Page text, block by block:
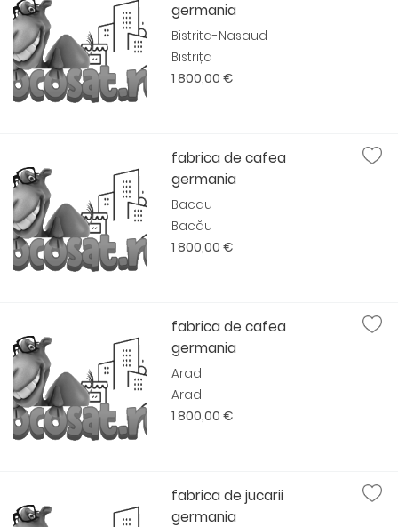
germania
Bistrita-Nasaud
Bistrița
1 800,00 €
fabrica de cafea
germania
Bacau
Bacău
1 800,00 €
fabrica de cafea
germania
Arad
Arad
1 800,00 €
fabrica de jucarii
germania